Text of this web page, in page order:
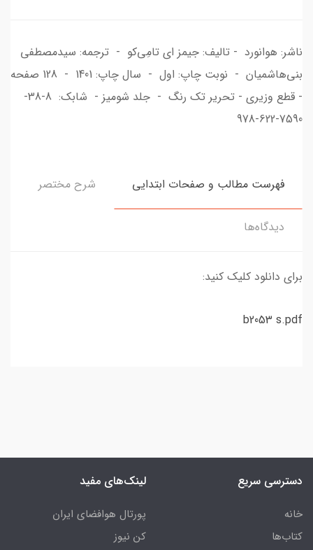
ناشر: هوانورد - تالیف: جیمز ای تامِی‌کو - ترجمه: سیدمصطفی
بنی‌هاشمیان - نوبت چاپ: اول - سال چاپ: 1401 - 128 صفحه
- قطع وزیری - تحریر تک رنگ - جلد شومیز - شابک: 8-38-
7590-622-978
فهرست مطالب و صفحات ابتدایی شرح مختصر
دیدگاه‌ها
برای دانلود کلیک کنید:
b2053 s.pdf
دسترسی سریع
خانه
کتاب‌ها
لینک‌های مفید
پورتال هوافضای ایران
کن نیوز